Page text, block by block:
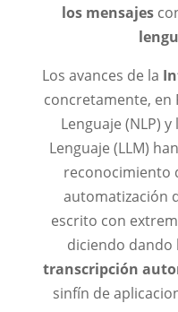
los mensajes
Los avances de la
concretamente, en
Lenguaje (NLP)
Lenguaje (LLM)
reconocimiento
automatización
escrito con
diciendo dando
transcripción
sinfín de